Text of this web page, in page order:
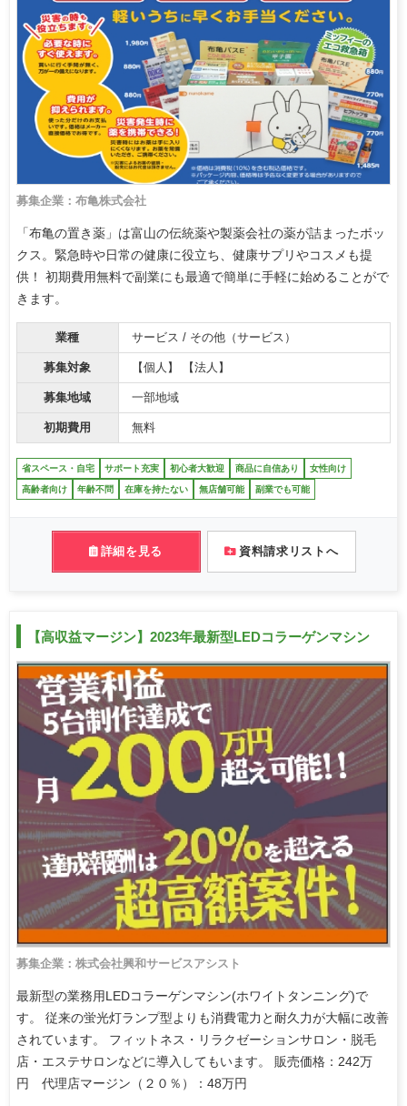
募集企業：布亀株式会社
「布亀の置き薬」は富山の伝統薬や製薬会社の薬が詰まったボッ
クス。緊急時や日常の健康に役立ち、健康サプリやコスメも提
供！ 初期費用無料で副業にも最適で簡単に手軽に始めることがで
きます。
業種 サービス / その他（サービス）
募集対象 【個人】 【法人】
募集地域 一部地域
初期費用 無料
省スペース・自宅 サポート充実 初心者大歓迎 商品に自信あり 女性向け
高齢者向け 年齢不問 在庫を持たない 無店舗可能 副業でも可能
詳細を見る 資料請求リストへ
【高収益マージン】2023年最新型LEDコラーゲンマシン
募集企業：株式会社興和サービスアシスト
最新型の業務用LEDコラーゲンマシン(ホワイトタンニング)で
す。 従来の蛍光灯ランプ型よりも消費電力と耐久力が大幅に改善
されています。 フィットネス・リラクゼーションサロン・脱毛
店・エステサロンなどに導入してもいます。 販売価格：242万
円 代理店マージン（２０％）：48万円